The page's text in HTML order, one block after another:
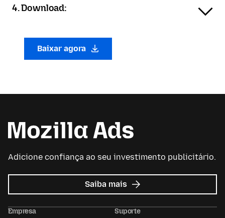
4. Download:
Baixar agora
Adicione confiança ao seu investimento publicitário.
Saiba mais sobre
Mozilla
Empresa Suporte